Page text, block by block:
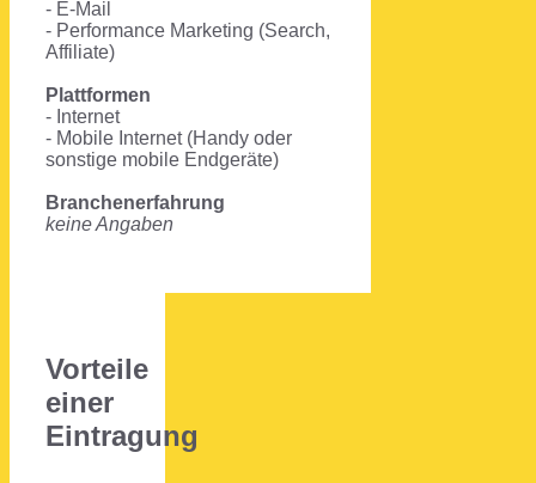
- E-Mail
- Performance Marketing (Search,
Affiliate)
Plattformen
- Internet
- Mobile Internet (Handy oder
sonstige mobile Endgeräte)
Branchenerfahrung
keine Angaben
Vorteile
einer
Eintragung